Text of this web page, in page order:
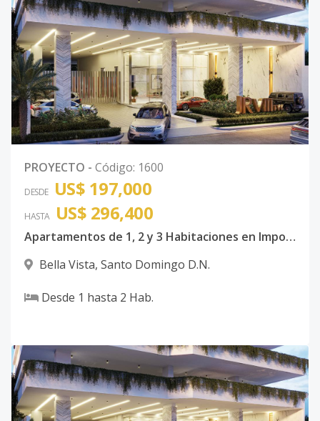
PROYECTO - Código: 1600
DESDE US$ 197,000
HASTA US$ 296,400
Apartamentos de 1, 2 y 3 Habitaciones en Imponente Torre Situada en Bella Vista.
Bella Vista, Santo Domingo D.N.
Desde 1 hasta 2 Hab.